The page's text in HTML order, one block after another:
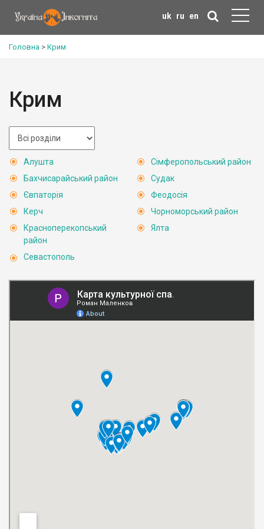
uk ru en
Головна > Крим
Крим
Алушта
Бахчисарайський район
Євпаторія
Керч
Красноперекопський
район
Севастополь
Сімферопольський район
Судак
Феодосія
Чорноморський район
Ялта